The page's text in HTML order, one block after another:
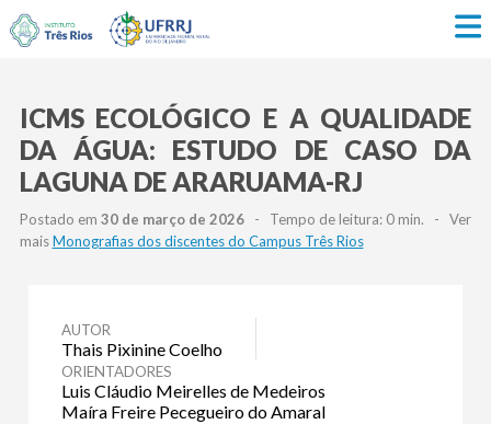
ICMS ECOLÓGICO E A QUALIDADE
DA ÁGUA: ESTUDO DE CASO DA
LAGUNA DE ARARUAMA-RJ
Postado em 30 de março de 2026- Tempo de leitura: 0 min. - Ver
maisMonografias dos discentes do Campus Três Rios
AUTOR
Thais Pixinine Coelho
ORIENTADORES
Luis Cláudio Meirelles de Medeiros
Maíra Freire Pecegueiro do Amaral